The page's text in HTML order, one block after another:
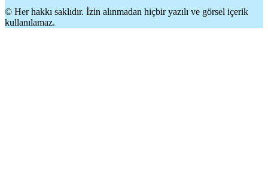
© Her hakkı saklıdır. İzin alınmadan hiçbir yazılı ve görsel içerik
kullanılamaz.